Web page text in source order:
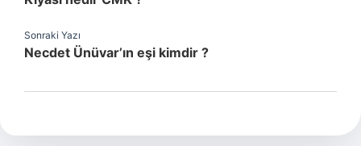
Sonraki Yazı
Necdet Ünüvar’ın eşi kimdir ?